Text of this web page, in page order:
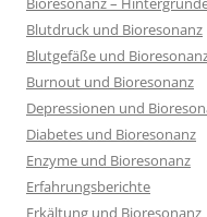
Blutdruck und Bioresonanz
Blutgefäße und
Burnout und Bioresonanz
Depressionen und
Diabetes und Bioresonanz
Enzyme und Bioresonanz
Erfahrungsberichte
Erkältung und Bioresonanz